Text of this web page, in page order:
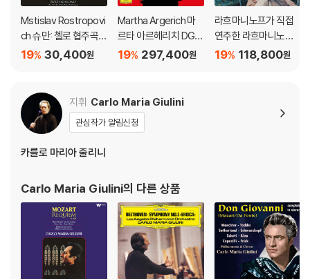
Mstislav Rostropovi
ch 슈만: 첼로 협주곡 /
블로흐: 슐로모 (Schu
o) [HQCD]
30,400원
19%
Martha Argerich 마
르타 아르헤리치 DG,
Philips 전곡집 (The C
mmophon)
297,400원
19%
라흐마니노프가 직접
연주한 라흐마니노프
피아노 협주곡 전곡집
118,800원
19%
지휘 Carlo Maria Giulini
관심작가 알림신청
카를로 마리아 줄리니
Carlo Maria Giulini의 다른 상품